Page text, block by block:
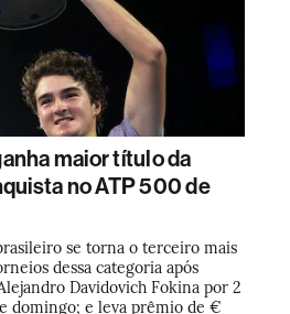
maior título da
no ATP 500 de
se torna o terceiro mais
dessa categoria após
Davidovich Fokina por 2
domingo; e leva prêmio de €